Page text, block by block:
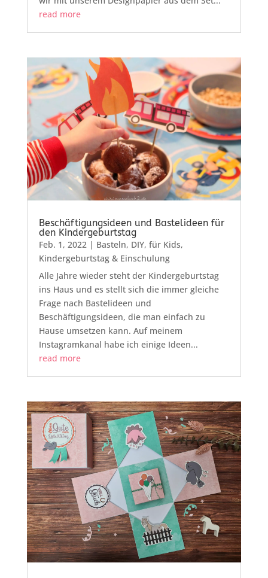
read more
Beschäftigungsideen und Bastelideen für
den Kindergeburtstag
Feb. 1, 2022 | Basteln, DIY, für Kids,
Kindergeburtstag & Einschulung
Alle Jahre wieder steht der Kindergeburtstag
ins Haus und es stellt sich die immer gleiche
Frage nach Bastelideen und
Beschäftigungsideen, die man einfach zu
Hause umsetzen kann. Auf meinem
Instagramkanal habe ich einige Ideen...
read more